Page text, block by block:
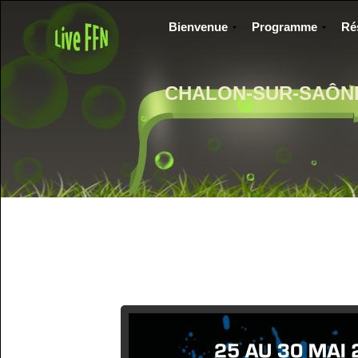
CHALON-SUR-
Bienvenue Programme